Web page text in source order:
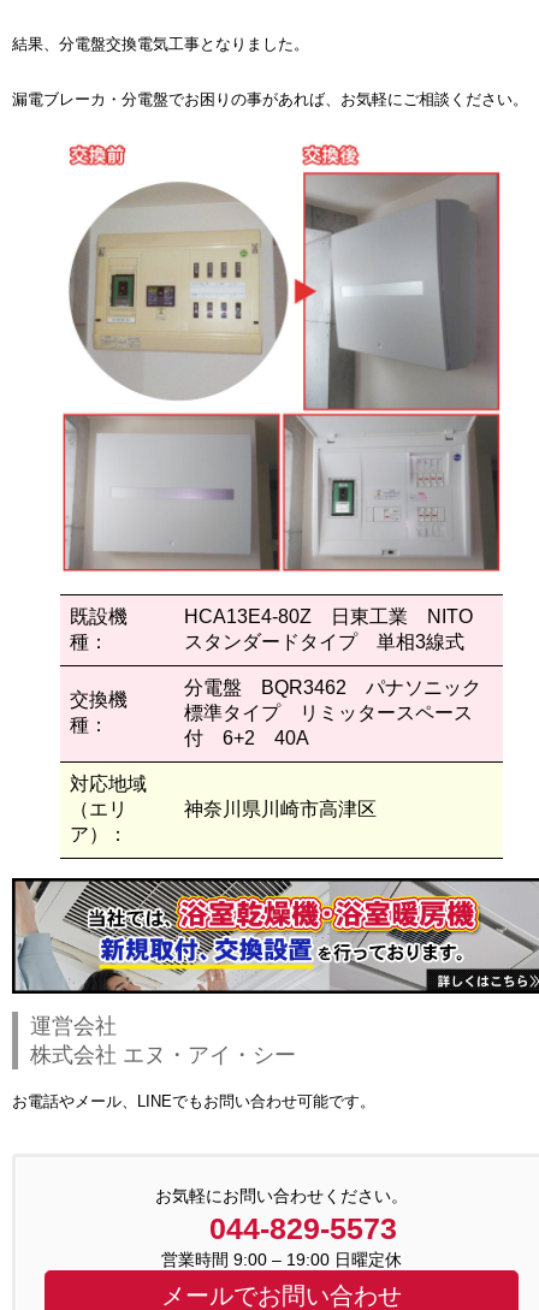
結果、分電盤交換電気工事となりました。
漏電ブレーカ・分電盤でお困りの事があれば、お気軽にご相談ください。
既設機
種：
HCA13E4-80Z 日東工業 NITO
スタンダードタイプ 単相3線式
交換機
種：
分電盤 BQR3462 パナソニック
標準タイプ リミッタースペース
付 6+2 40A
対応地域
（エリ
ア）：
神奈川県川崎市高津区
運営会社
株式会社 エヌ・アイ・シー
お電話やメール、LINEでもお問い合わせ可能です。
お気軽にお問い合わせください。
044-829-5573
営業時間 9:00 – 19:00 日曜定休
メールでお問い合わせ